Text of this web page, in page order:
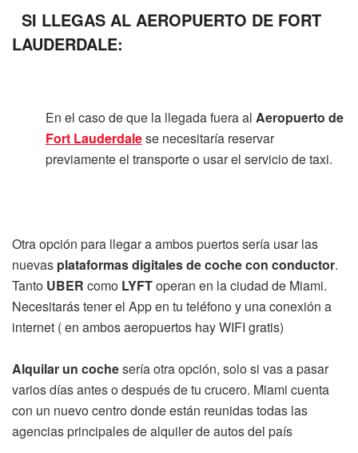
SI LLEGAS AL AEROPUERTO DE FORT
LAUDERDALE:
En el caso de que la llegada fuera al Aeropuerto de
Fort Lauderdalese necesitaría reservar
previamente el transporte o usar el servicio de taxi.
Otra opción para llegar a ambos puertos sería usar las
nuevas plataformas digitales de coche con conductor.
Tanto UBER como LYFToperan en la ciudad de Miami.
Necesitarás tener el App en tu teléfono y una conexión a
internet ( en ambos aeropuertos hay WIFI gratis)
Alquilar un cochesería otra opción, solo si vas a pasar
varios días antes o después de tu crucero. Miami cuenta
con un nuevo centro donde están reunidas todas las
agencias principales de alquiler de autos del país